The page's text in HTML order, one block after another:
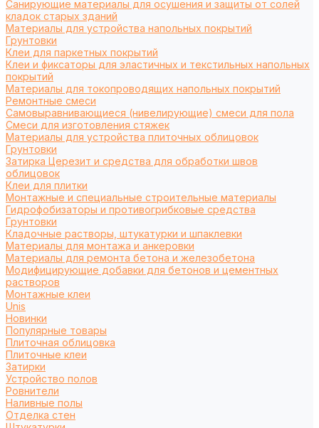
Санирующие материалы для осушения и защиты от солей
кладок старых зданий
Материалы для устройства напольных покрытий
Грунтовки
Клеи для паркетных покрытий
Клеи и фиксаторы для эластичных и текстильных напольных
покрытий
Материалы для токопроводящих напольных покрытий
Ремонтные смеси
Самовыравнивающиеся (нивелирующие) смеси для пола
Смеси для изготовления стяжек
Материалы для устройства плиточных облицовок
Грунтовки
Затирка Церезит и средства для обработки швов
облицовок
Клеи для плитки
Монтажные и специальные строительные материалы
Гидрофобизаторы и противогрибковые средства
Грунтовки
Кладочные растворы, штукатурки и шпаклевки
Материалы для монтажа и анкеровки
Материалы для ремонта бетона и железобетона
Модифицирующие добавки для бетонов и цементных
растворов
Монтажные клеи
Unis
Новинки
Популярные товары
Плиточная облицовка
Плиточные клеи
Затирки
Устройство полов
Ровнители
Наливные полы
Отделка стен